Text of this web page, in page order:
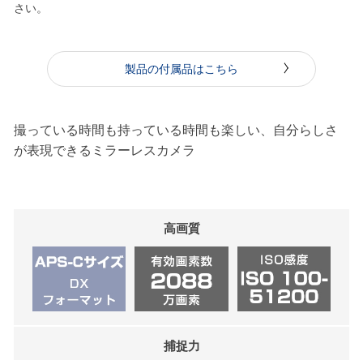
さい。
製品の付属品はこちら
撮っている時間も持っている時間も楽しい、自分らしさ
が表現できるミラーレスカメラ
高画質
捕捉力